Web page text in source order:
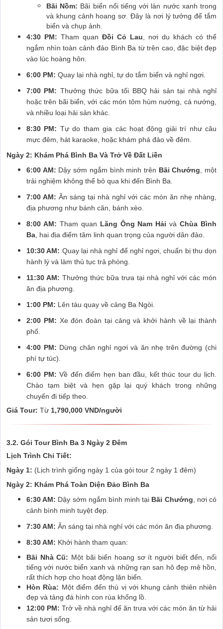
Bãi Nồm: Bãi biển nổi tiếng với làn nước xanh trong
và khung cảnh hoang sơ. Đây là nơi lý tưởng để tắm
biển và chụp ảnh.
4:30 PM: Tham quan Đồi Cỏ Lau , nơi du khách có thể
ngắm nhìn toàn cảnh đảo Bình Ba từ trên cao, đặc biệt đẹp
vào lúc hoàng hôn.
6:00 PM: Quay lại nhà nghỉ, tự do tắm biển và nghỉ ngơi.
7:00 PM: Thưởng thức bữa tối BBQ hải sản tại nhà nghỉ
hoặc trên bãi biển, với các món tôm hùm nướng, cá nướng,
và nhiều loại hải sản khác.
8:30 PM: Tự do tham gia các hoạt động giải trí như câu
mực đêm, hát karaoke, hoặc khám phá đảo về đêm.
Ngày 2: Khám Phá Bình Ba Và Trở Về Đất Liền
6:00 AM: Dậy sớm ngắm bình minh trên Bãi Chướng , một
trải nghiệm không thể bỏ qua khi đến Bình Ba.
7:00 AM: Ăn sáng tại nhà nghỉ với các món ăn nhẹ nhàng,
địa phương như bánh căn, bánh xèo.
8:00 AM: Tham quan Lăng Ông Nam Hải vàChùa Bình
Ba , hai địa điểm tâm linh quan trọng của người dân đảo.
10:30 AM: Quay lại nhà nghỉ để nghỉ ngơi, chuẩn bị thu dọn
hành lý và làm thủ tục trả phòng.
11:30 AM: Thưởng thức bữa trưa tại nhà nghỉ với các món
ăn địa phương.
1:00 PM: Lên tàu quay về cảng Ba Ngòi.
2:00 PM: Xe đón đoàn tại cảng và khởi hành về lại thành
phố.
4:00 PM: Dừng chân nghỉ ngơi và ăn nhẹ trên đường (chi
phí tự túc).
6:00 PM: Về đến điểm hẹn ban đầu, kết thúc tour du lịch.
Chào tạm biệt và hẹn gặp lại quý khách trong những
chuyến đi tiếp theo.
Giá Tour: Từ 1,790,000 VND/người
3.2. Gói Tour Bình Ba 3 Ngày 2 Đêm
Lịch Trình Chi Tiết:
Ngày 1: (Lịch trình giống ngày 1 của gói tour 2 ngày 1 đêm)
Ngày 2: Khám Phá Toàn Diện Đảo Bình Ba
6:30 AM: Dậy sớm ngắm bình minh tại Bãi Chướng , nơi có
cảnh bình minh tuyệt đẹp.
7:30 AM: Ăn sáng tại nhà nghỉ với các món ăn địa phương.
8:30 AM: Khởi hành tham quan:
Bãi Nhà Cũ: Một bãi biển hoang sơ ít người biết đến, nổi
tiếng với nước biển xanh và những rạn san hô đẹp mê hồn,
rất thích hợp cho hoạt động lặn biển.
Hòn Rùa: Một điểm đến thú vị với khung cảnh thiên nhiên
đẹp và tảng đá hình con rùa khổng lồ.
12:00 PM: Trở về nhà nghỉ để ăn trưa với các món ăn từ hải
sản tươi sống.